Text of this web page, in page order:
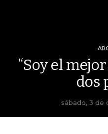
“Soy el
dos
sábado, 3 de